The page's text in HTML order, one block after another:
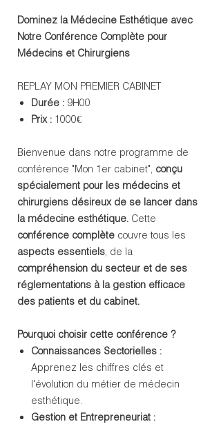
Dominez la Médecine Esthétique avec
Notre Conférence Complète pour
Médecins et Chirurgiens
REPLAY MON PREMIER CABINET
Durée : 9H00
Prix : 1000€
Bienvenue dans notre programme de
conférence "Mon 1er cabinet", conçu
spécialement pour les médecins et
chirurgiens désireux de se lancer dans
la médecine esthétique. Cette
conférence complète couvre tous les
aspects essentiels , de la
compréhension du secteur et de ses
réglementations à la gestion efficace
des patients et du cabinet.
Pourquoi choisir cette conférence ?
Connaissances Sectorielles :
Apprenez les chiffres clés et
l'évolution du métier de médecin
esthétique.
Gestion et Entrepreneuriat :